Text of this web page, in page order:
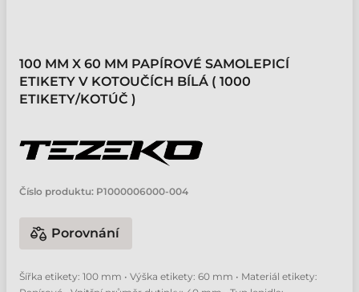
100 MM X 60 MM PAPÍROVÉ SAMOLEPICÍ
ETIKETY V KOTOUČÍCH BÍLÁ ( 1000
ETIKETY/KOTÚČ )
Číslo produktu: P1000006000-004
Porovnání
Šířka etikety: 100 mm • Výška etikety: 60 mm • Materiál etikety: